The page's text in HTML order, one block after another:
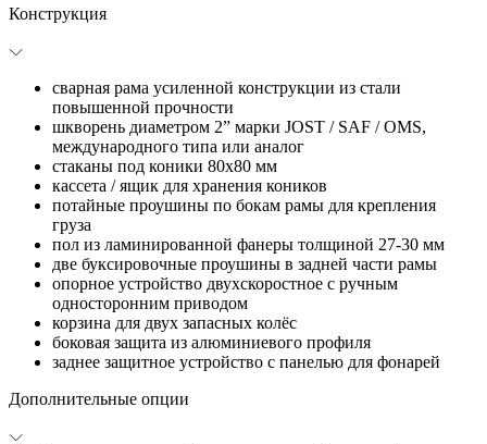
Конструкция
сварная рама усиленной конструкции из стали
повышенной прочности
шкворень диаметром 2” марки JOST / SAF / OMS,
международного типа или аналог
стаканы под коники 80х80 мм
кассета / ящик для хранения коников
потайные проушины по бокам рамы для крепления
груза
пол из ламинированной фанеры толщиной 27-30 мм
две буксировочные проушины в задней части рамы
опорное устройство двухскоростное с ручным
односторонним приводом
корзина для двух запасных колёс
боковая защита из алюминиевого профиля
заднее защитное устройство с панелью для фонарей
Дополнительные опции